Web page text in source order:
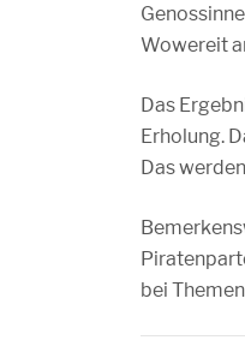
Wowereit
Das
Erholung.
Das
bei